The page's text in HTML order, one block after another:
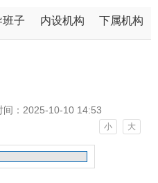
班子 内设机构 下属机构
间：2025-10-10 14:53
小 大